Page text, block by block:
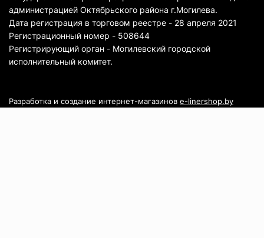
администрацией Октябрьского района г.Могилева.
Дата регистрация в торговом реестре - 28 апреля 2021
Регистрационный номер - 508644
Регистрирующий орган - Могилевский городской
исполнительный комитет.
Разработка и создание интернет-магазинов e-linershop.by